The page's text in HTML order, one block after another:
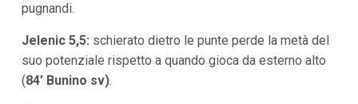
pugnandi.
Jelenic 5,5: schierato dietro le punte perde la metà del
suo potenziale rispetto a quando gioca da esterno alto
(84’ Bunino sv).